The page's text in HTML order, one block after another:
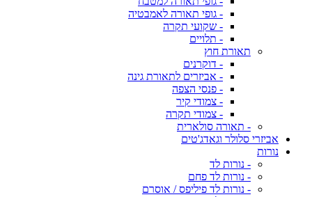
- גופי תאורה לאמבטיה
- שקועי תקרה
- תלויים
תאורת חוץ
- דוקרנים
- אביזרים לתאורת גינה
- פנסי הצפה
- צמודי קיר
- צמודי תקרה
- תאורה סולארית
אביזרי סלולר וגאדג'טים
נורות
- נורות לד
- נורות לד פחם
- נורות לד פיליפס / אוסרם